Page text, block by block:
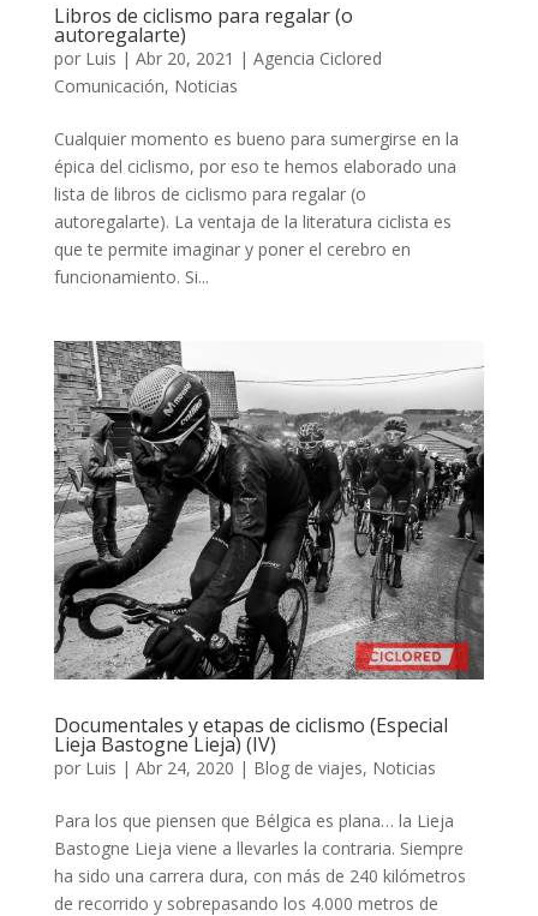
Libros de ciclismo para regalar (o
autoregalarte)
por Luis | Abr 20, 2021 | Agencia Ciclored
Comunicación, Noticias
Cualquier momento es bueno para sumergirse en la
épica del ciclismo, por eso te hemos elaborado una
lista de libros de ciclismo para regalar (o
autoregalarte). La ventaja de la literatura ciclista es
que te permite imaginar y poner el cerebro en
funcionamiento. Si...
Documentales y etapas de ciclismo (Especial
Lieja Bastogne Lieja) (IV)
por Luis | Abr 24, 2020 | Blog de viajes, Noticias
Para los que piensen que Bélgica es plana… la Lieja
Bastogne Lieja viene a llevarles la contraria. Siempre
ha sido una carrera dura, con más de 240 kilómetros
de recorrido y sobrepasando los 4.000 metros de